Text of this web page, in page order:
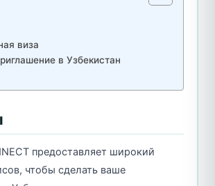
виза
в Узбекистан
предоставляет широкий
чтобы сделать ваше